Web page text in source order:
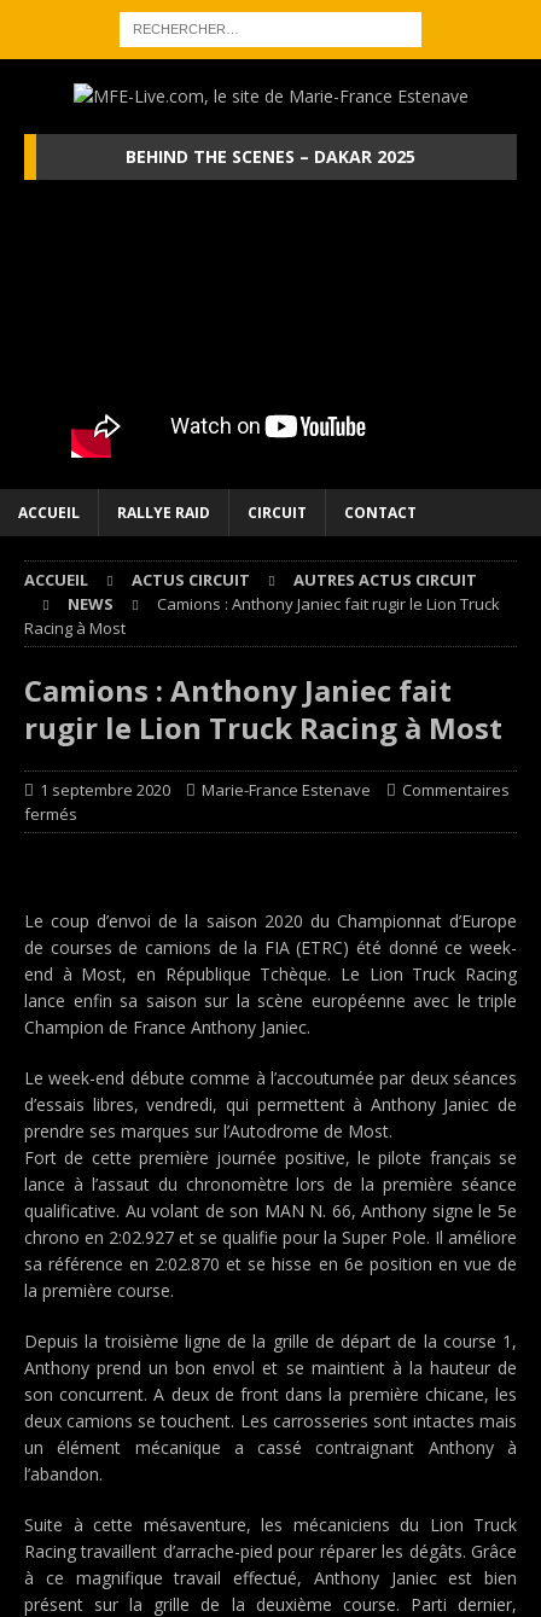
BEHIND THE SCENES – DAKAR 2025
ACCUEIL RALLYE RAID CIRCUIT CONTACT
ACCUEIL ACTUS CIRCUIT
AUTRES ACTUS CIRCUIT
NEWS
Camions : Anthony Janiec fait rugir le Lion Truck
Racing à Most
Camions : Anthony Janiec fait
rugir le Lion Truck Racing à Most
1 septembre 2020 Marie-France Estenave
Commentaires
fermés
Le coup d’envoi de la saison 2020 du Championnat d’Europe
de courses de camions de la FIA (ETRC) été donné ce week-
end à Most, en République Tchèque. Le Lion Truck Racing
lance enfin sa saison sur la scène européenne avec le triple
Champion de France Anthony Janiec.
Le week-end débute comme à l’accoutumée par deux séances
d’essais libres, vendredi, qui permettent à Anthony Janiec de
prendre ses marques sur l’Autodrome de Most.
Fort de cette première journée positive, le pilote français se
lance à l’assaut du chronomètre lors de la première séance
qualificative. Au volant de son MAN N. 66, Anthony signe le 5e
chrono en 2:02.927 et se qualifie pour la Super Pole. Il améliore
sa référence en 2:02.870 et se hisse en 6e position en vue de
la première course.
Depuis la troisième ligne de la grille de départ de la course 1,
Anthony prend un bon envol et se maintient à la hauteur de
son concurrent. A deux de front dans la première chicane, les
deux camions se touchent. Les carrosseries sont intactes mais
un élément mécanique a cassé contraignant Anthony à
l’abandon.
Suite à cette mésaventure, les mécaniciens du Lion Truck
Racing travaillent d’arrache-pied pour réparer les dégâts. Grâce
à ce magnifique travail effectué, Anthony Janiec est bien
présent sur la grille de la deuxième course. Parti dernier,